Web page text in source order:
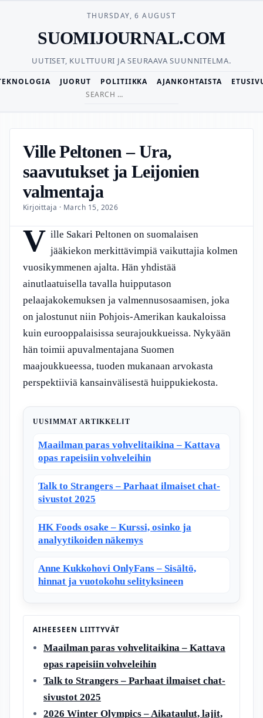
THURSDAY, 6 AUGUST
SUOMIJOURNAL.COM
UUTISET, KULTTUURI JA SEURAAVA SUUNNITELMA.
JUORUT POLITIIKKA AJANKOHTAISTA
Search
Ville Peltonen – Ura,
saavutukset ja Leijonien
valmentaja
Kirjoittaja · March 15, 2026
V ille Sakari Peltonen on suomalaisen
jääkiekon merkittävimpiä vaikuttajia kolmen
vuosikymmenen ajalta. Hän yhdistää
ainutlaatuisella tavalla huipputason
pelaajakokemuksen ja valmennusosaamisen, joka
on jalostunut niin Pohjois-Amerikan kaukaloissa
kuin eurooppalaisissa seurajoukkueissa. Nykyään
hän toimii apuvalmentajana Suomen
maajoukkueessa, tuoden mukanaan arvokasta
perspektiiviä kansainvälisestä huippukiekosta.
UUSIMMAT ARTIKKELIT
Maailman paras vohvelitaikina – Kattava
opas rapeisiin vohveleihin
Talk to Strangers – Parhaat ilmaiset chat-
sivustot 2025
HK Foods osake – Kurssi, osinko ja
analyytikoiden näkemys
Anne Kukkohovi OnlyFans – Sisältö,
hinnat ja vuotokohu selityksineen
AIHEESEEN LIITTYVÄT
Maailman paras vohvelitaikina – Kattava
opas rapeisiin vohveleihin
Talk to Strangers – Parhaat ilmaiset chat-
sivustot 2025
2026 Winter Olympics – Aikataulut, lajit,